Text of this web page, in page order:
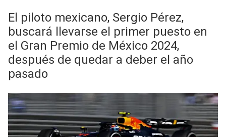
El piloto mexicano, Sergio Pérez,
buscará llevarse el primer puesto en
el Gran Premio de México 2024,
después de quedar a deber el año
pasado